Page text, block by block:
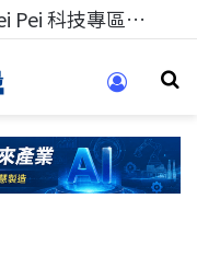
科技人的經驗傳承地！在 Pei Pei 科技專區，與學弟妹交流最硬核的技術